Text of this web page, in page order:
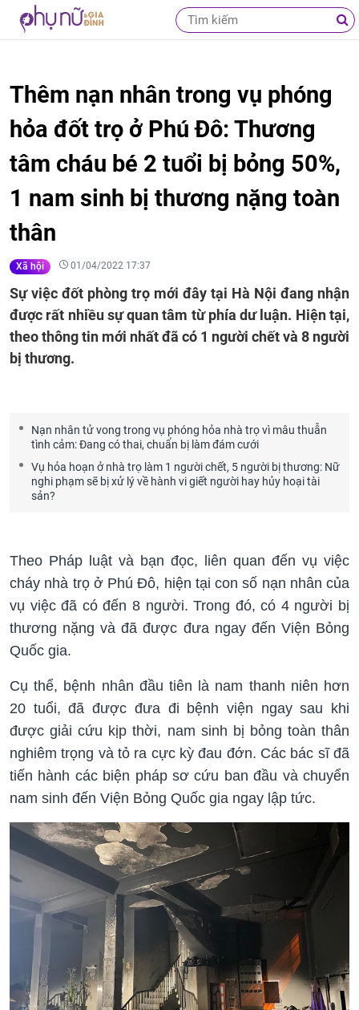
Thêm nạn nhân trong vụ phóng
hỏa đốt trọ ở Phú Đô: Thương
tâm cháu bé 2 tuổi bị bỏng 50%,
1 nam sinh bị thương nặng toàn
thân
Xã hội 01/04/2022 17:37
Sự việc đốt phòng trọ mới đây tại Hà Nội đang nhận
được rất nhiều sự quan tâm từ phía dư luận. Hiện tại,
theo thông tin mới nhất đã có 1 người chết và 8 người
bị thương.
Nạn nhân tử vong trong vụ phóng hỏa nhà trọ vì mâu thuẫn
tình cảm: Đang có thai, chuẩn bị làm đám cưới
Vụ hỏa hoạn ở nhà trọ làm 1 người chết, 5 người bị thương: Nữ
nghi phạm sẽ bị xử lý về hành vi giết người hay hủy hoại tài
sản?
Theo Pháp luật và bạn đọc, liên quan đến vụ việc
cháy nhà trọ ở Phú Đô, hiện tại con số nạn nhân của
vụ việc đã có đến 8 người. Trong đó, có 4 người bị
thương nặng và đã được đưa ngay đến Viện Bỏng
Quốc gia.
Cụ thể, bệnh nhân đầu tiên là nam thanh niên hơn
20 tuổi, đã được đưa đi bệnh viện ngay sau khi
được giải cứu kịp thời, nam sinh bị bỏng toàn thân
nghiêm trọng và tỏ ra cực kỳ đau đớn. Các bác sĩ đã
tiến hành các biện pháp sơ cứu ban đầu và chuyển
nam sinh đến Viện Bỏng Quốc gia ngay lập tức.